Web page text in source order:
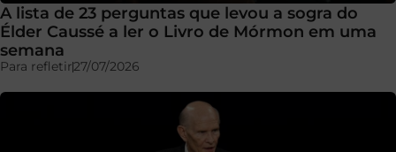
A lista de 23 perguntas que levou a sogra do
Élder Caussé a ler o Livro de Mórmon em uma
semana
Para refletir27/07/2026